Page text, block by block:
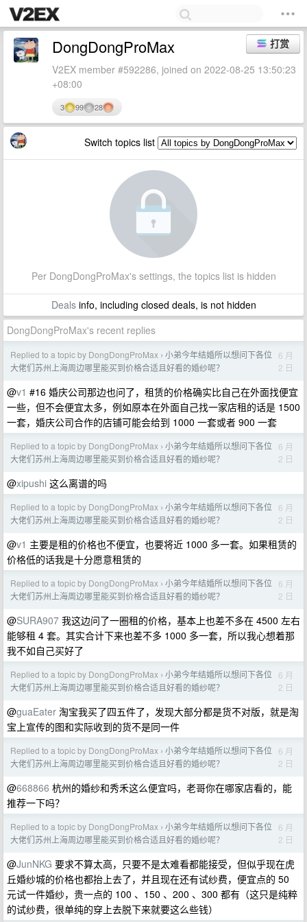
打赏
DongDongProMax
V2EX member #592286, joined on 2022-08-25 13:50:23
+08:00
3 99 28
Switch topics list
Per DongDongProMax's settings, the topics list is hidden
Dealsinfo, including closed deals, is not hidden
DongDongProMax's recent replies
Replied to a topic by DongDongProMax › 小弟今年结婚所以想问下各位
大佬们苏州上海周边哪里能买到价格合适且好看的婚纱呢？
6 月
2 日
@v1 #16 婚庆公司那边也问了，租赁的价格确实比自己在外面找便宜
一些，但不会便宜太多，例如原本在外面自己找一家店租的话是 1500
一套，婚庆公司合作的店铺可能会给到 1000 一套或者 900 一套
Replied to a topic by DongDongProMax › 小弟今年结婚所以想问下各位
大佬们苏州上海周边哪里能买到价格合适且好看的婚纱呢？
6 月
2 日
@xipushi 这么离谱的吗
Replied to a topic by DongDongProMax › 小弟今年结婚所以想问下各位
大佬们苏州上海周边哪里能买到价格合适且好看的婚纱呢？
6 月
2 日
@v1 主要是租的价格也不便宜，也要将近 1000 多一套。如果租赁的
价格低的话我是十分愿意租赁的
Replied to a topic by DongDongProMax › 小弟今年结婚所以想问下各位
大佬们苏州上海周边哪里能买到价格合适且好看的婚纱呢？
6 月
2 日
@SURA907 我这边问了一圈租的价格，基本上也差不多在 4500 左右
能够租 4 套。其实合计下来也差不多 1000 多一套，所以我心想着那
我不如自己买好了
Replied to a topic by DongDongProMax › 小弟今年结婚所以想问下各位
大佬们苏州上海周边哪里能买到价格合适且好看的婚纱呢？
6 月
2 日
@guaEater 淘宝我买了四五件了，发现大部分都是货不对版，就是淘
宝上宣传的图和实际收到的货不是同一件
Replied to a topic by DongDongProMax › 小弟今年结婚所以想问下各位
大佬们苏州上海周边哪里能买到价格合适且好看的婚纱呢？
6 月
2 日
@668866 杭州的婚纱和秀禾这么便宜吗，老哥你在哪家店看的，能
推荐一下吗？
Replied to a topic by DongDongProMax › 小弟今年结婚所以想问下各位
大佬们苏州上海周边哪里能买到价格合适且好看的婚纱呢？
6 月
2 日
@JunNKG 要求不算太高，只要不是太难看都能接受，但似乎现在虎
丘婚纱城的价格也都抬上去了，并且现在还有试纱费，便宜点的 50
元试一件婚纱，贵一点的 100 、150 、200 、300 都有（这只是纯粹
的试纱费，很单纯的穿上去脱下来就要这么些钱）